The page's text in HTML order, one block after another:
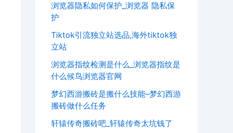
浏览器隐私如何保护_浏览器 隐私保
护
Tiktok引流独立站选品,海外tiktok独
立站
浏览器指纹检测是什么_浏览器指纹是
什么候鸟浏览器官网
梦幻西游搬砖是搬什么技能–梦幻西游
搬砖做什么任务
轩辕传奇搬砖吧_轩辕传奇太坑钱了